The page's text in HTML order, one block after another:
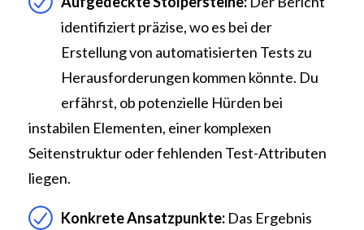
identifiziert präzise, wo es bei der
Erstellung von automatisierten Tests zu
Herausforderungen kommen könnte. Du
erfährst, ob potenzielle Hürden bei
instabilen Elementen, einer komplexen
Seitenstruktur oder fehlenden Test-Attributen
liegen.
Konkrete Ansatzpunkte: Das Ergebnis